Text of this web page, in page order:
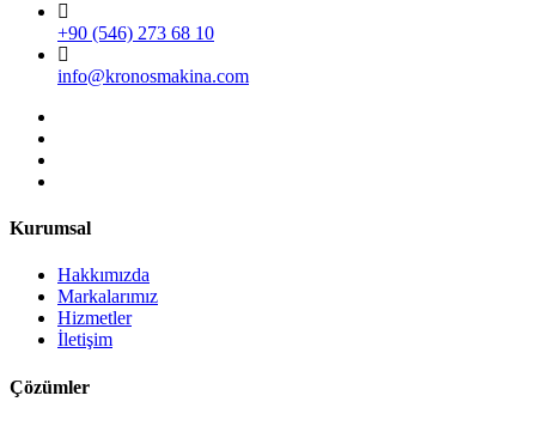
+90 (546) 273 68 10
info@kronosmakina.com
Kurumsal
Hakkımızda
Markalarımız
Hizmetler
İletişim
Çözümler